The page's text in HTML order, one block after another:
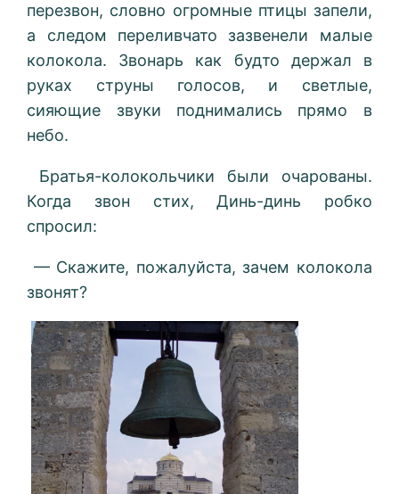
перезвон, словно огромные птицы запели,
а следом переливчато зазвенели малые
колокола. Звонарь как будто держал в
руках струны голосов, и светлые,
сияющие звуки поднимались прямо в
небо.
Братья-колокольчики были очарованы.
Когда звон стих, Динь-динь робко
спросил:
— Скажите, пожалуйста, зачем колокола
звонят?